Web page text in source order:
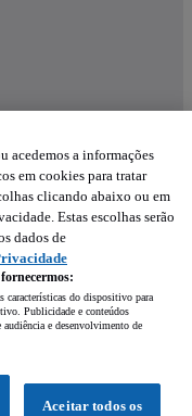
acedemos a informações
em cookies para tratar
clicando abaixo ou em
Estas escolhas serão
dados de
características do dispositivo para
Publicidade e conteúdos
e desenvolvimento de
Aceitar todos os